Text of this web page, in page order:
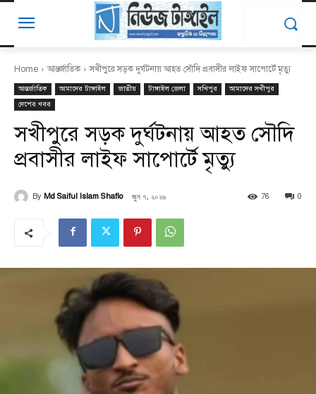
Home আন্তর্জাতিক সখীপুরে সড়ক দুর্ঘটনায় আহত সৌদি প্রবাসীর লাইফ সাপোর্টে মৃত্যু
আন্তর্জাতিক আমাদের টাঙ্গাইল জাতীয় টাঙ্গাইল জেলা সখিপুর
আমাদের সখীপুর
দেশের খবর
সখীপুরে সড়ক দুর্ঘটনায় আহত সৌদি
প্রবাসীর লাইফ সাপোর্টে মৃত্যু
By Md Saiful Islam Shaflo জুন ৭, ২০২৬ 0
76